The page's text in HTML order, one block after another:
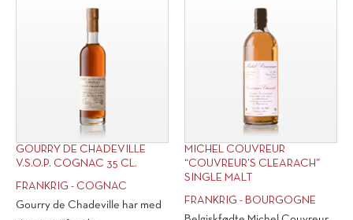
GOURRY DE CHADEVILLE
V.S.O.P. COGNAC 35 CL.
FRANKRIG - COGNAC
Gourry de Chadeville har med
MICHEL COUVREUR
“COUVREUR’S CLEARACH”
SINGLE MALT
FRANKRIG - BOURGOGNE